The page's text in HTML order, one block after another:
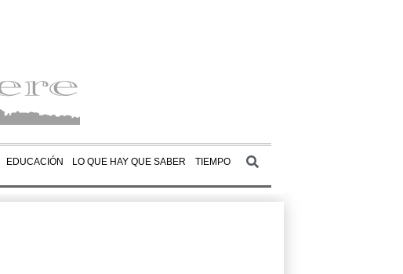
EDUCACIÓN LO QUE HAY QUE SABER TIEMPO